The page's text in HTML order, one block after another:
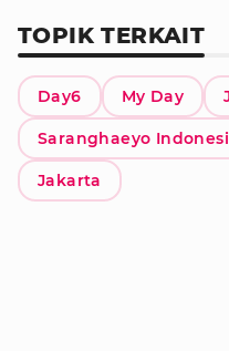
TOPIK TERKAIT
Day6 My Day
Saranghaeyo
Jakarta